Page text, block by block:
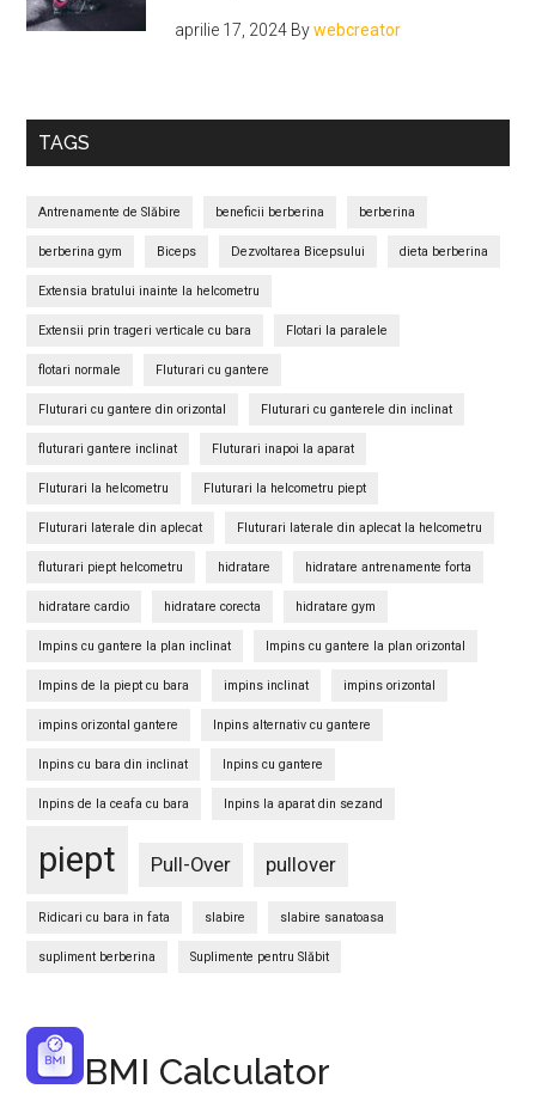
aprilie 17, 2024 Bywebcreator
TAGS
Antrenamente de Slăbire beneficii berberina berberina
berberina gym Biceps Dezvoltarea Bicepsului dieta berberina
Extensia bratului inainte la helcometru
Extensii prin trageri verticale cu bara Flotari la paralele
flotari normale Fluturari cu gantere
Fluturari cu gantere din orizontal Fluturari cu ganterele din inclinat
fluturari gantere inclinat Fluturari inapoi la aparat
Fluturari la helcometru Fluturari la helcometru piept
Fluturari laterale din aplecat Fluturari laterale din aplecat la helcometru
fluturari piept helcometru hidratare hidratare antrenamente forta
hidratare cardio hidratare corecta hidratare gym
Impins cu gantere la plan inclinat Impins cu gantere la plan orizontal
Impins de la piept cu bara impins inclinat impins orizontal
impins orizontal gantere Inpins alternativ cu gantere
Inpins cu bara din inclinat Inpins cu gantere
Inpins de la ceafa cu bara Inpins la aparat din sezand
piept Pull-Over pullover
Ridicari cu bara in fata slabire slabire sanatoasa
supliment berberina Suplimente pentru Slăbit
BMI Calculator